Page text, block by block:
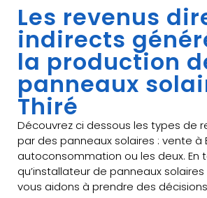
Les revenus
indirects
la production
panneaux
Thiré
Découvrez ci dessous les types de
par des panneaux solaires : vente à
autoconsommation ou les deux. En
qu’installateur de panneaux solaires
vous aidons à prendre des